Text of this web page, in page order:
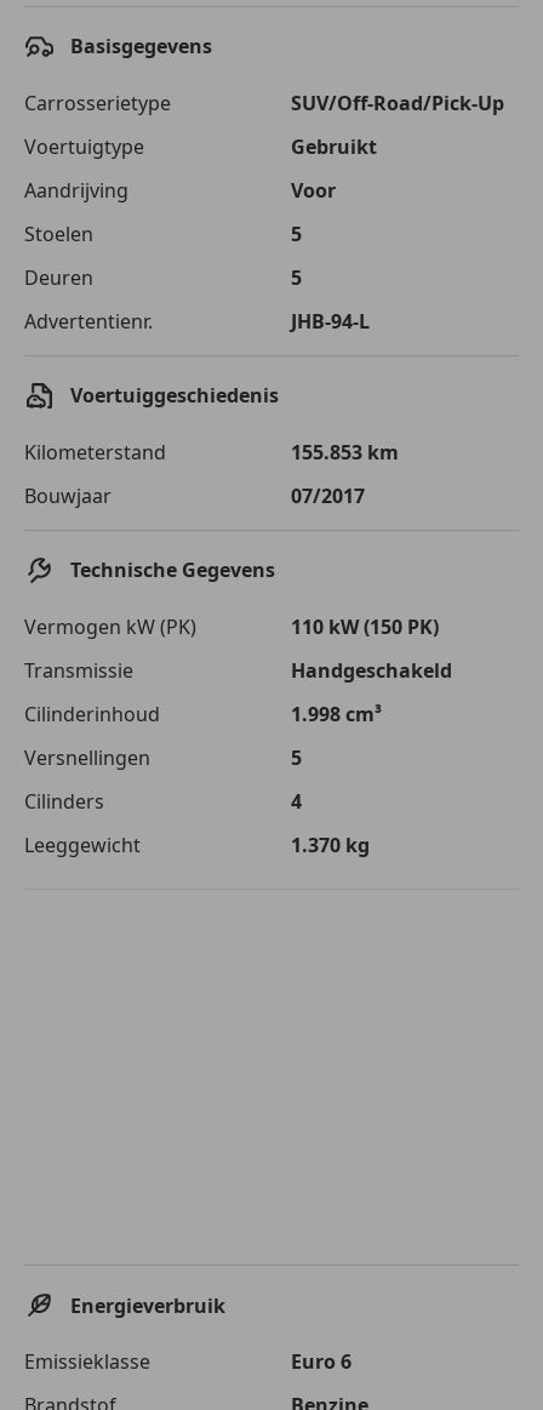
Basisgegevens
Carrosserietype
SUV/Off-Road/Pick-Up
Voertuigtype
Gebruikt
Aandrijving
Voor
Stoelen
5
Deuren
5
Advertentienr.
JHB-94-L
Voertuiggeschiedenis
Kilometerstand
155.853 km
Bouwjaar
07/2017
Technische Gegevens
Vermogen kW (PK)
110 kW (150 PK)
Transmissie
Handgeschakeld
Cilinderinhoud
1.998 cm³
Versnellingen
5
Cilinders
4
Leeggewicht
1.370 kg
Energieverbruik
Emissieklasse
Euro 6